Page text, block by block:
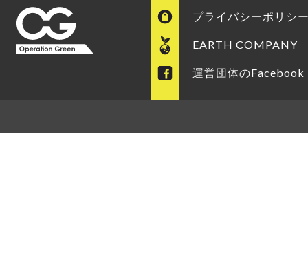
プライバシーポリシ
EARTH COMPANY
運営団体のFacebook